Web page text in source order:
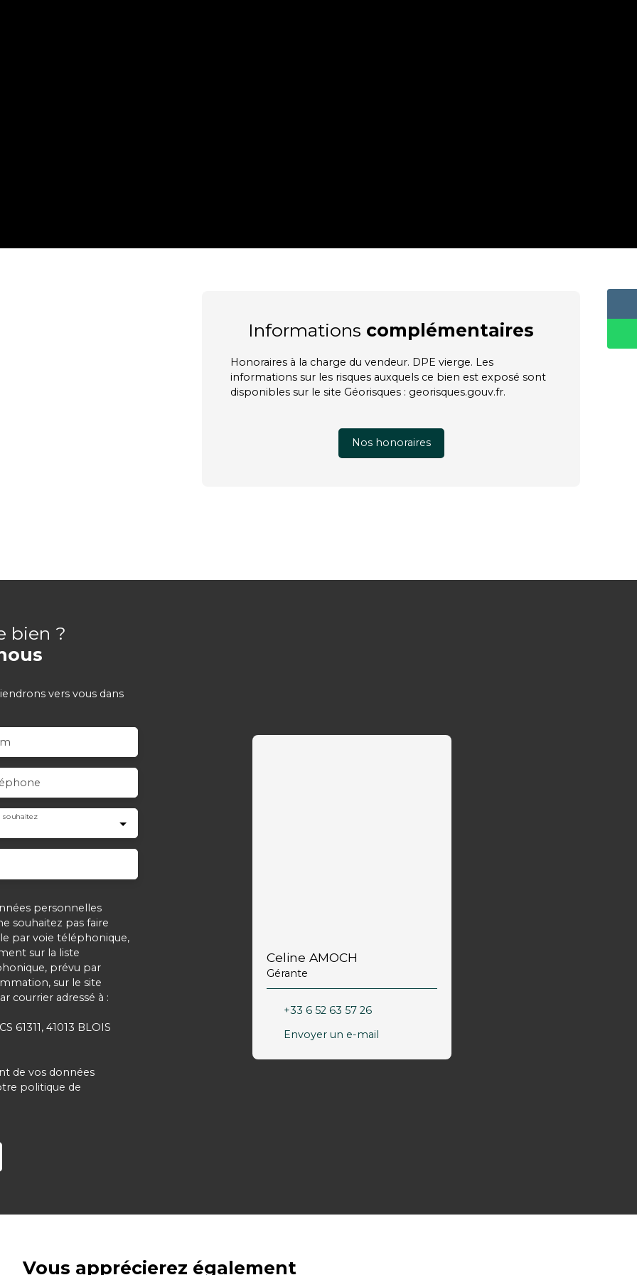
Informations complémentaires
Honoraires à la charge du vendeur. DPE vierge. Les
informations sur les risques auxquels ce bien est exposé sont
disponibles sur le site Géorisques : georisques.gouv.fr.
Nos honoraires
bien ?
vers vous dans
souhaitez
personnelles
souhaitez pas faire
par voie téléphonique,
sur la liste
prévu par
sur le site
courrier adressé à :
61311, 41013 BLOIS
de vos données
politique de
Celine AMOCH
Gérante
+33 6 52 63 57 26
Envoyer un e-mail
Vous apprécierez également